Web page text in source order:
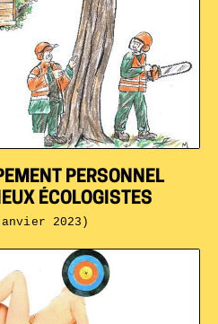
PERSONNEL
ÉCOLOGISTES
2023)